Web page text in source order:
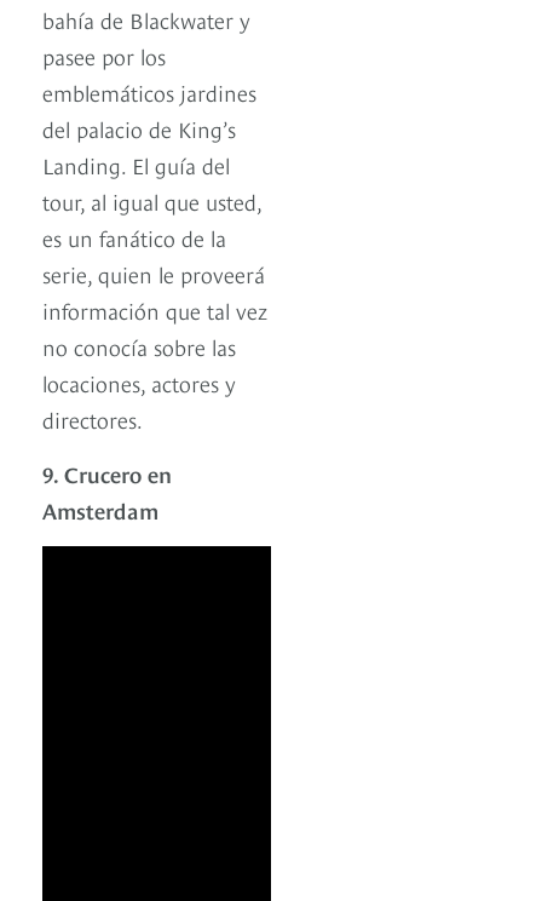
bahía de Blackwater y
pasee por los
emblemáticos jardines
del palacio de King’s
Landing. El guía del
tour, al igual que usted,
es un fanático de la
serie, quien le proveerá
información que tal vez
no conocía sobre las
locaciones, actores y
directores.
9. Crucero en
Amsterdam